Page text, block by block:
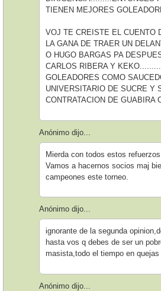
TIENEN MEJORES
VOJ TE CREISTE EL CUENTO
LA GANA DE TRAER UN
O HUGO BARGAS PA
CARLOS RIBERA Y
GOLEADORES COMO
UNIVERSITARIO DE SUCRE Y
CONTRATACION DE GUABIRA
Anónimo dijo...
Mierda con todos estos
Vamos a hacernos socios maj
campeones este torneo.
Anónimo dijo...
ignorante de la segunda
hasta vos q debes de ser un
masista,todo el tiempo en
Anónimo dijo...